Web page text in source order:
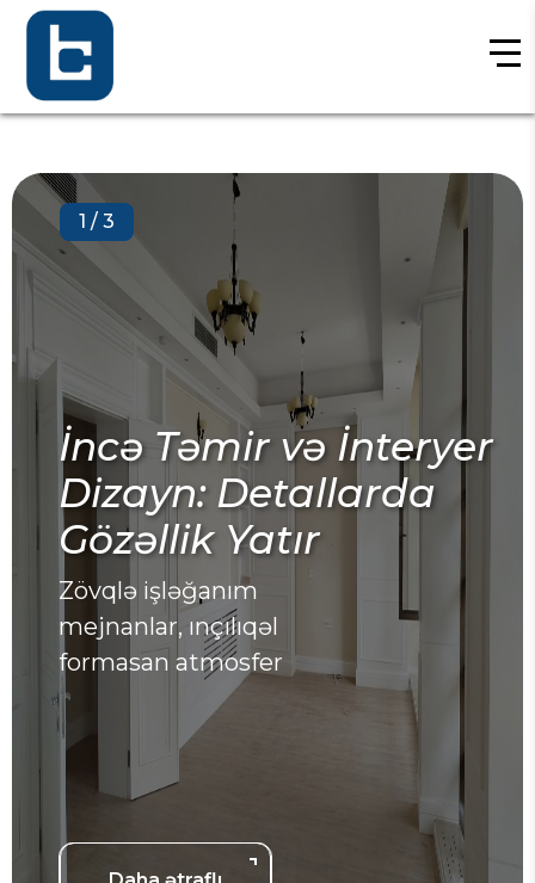
MEP İşlərinin
Rolu: Mexanika,
Elektrik və
üzrə Peşəkar Həllər
Peşəkar MEP sistemləri ilə
dayanıqlı tikinti.
2 /3